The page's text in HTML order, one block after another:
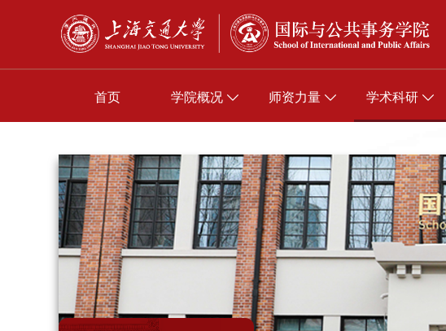
首页 学院概况 师资力量 学术科研